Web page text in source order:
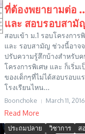
ที่ต้องพยายามต่อ
และ สอบรอบสามั
สอบเข้า ม.1 รอบโครงการ
และ รอบสามัญ ช่วงนี้อาจ
ปรับความรู้สึกบ้างสำหรับ
โครงการพิเศษ และ ก็เริ่ม
ของเด็กๆที่ไม่ได้สอบรอบแ
โรงเรียนไหน...
Boonchoke March 11, 2016
Read More
ประถมปลาย วิชาการ
ส